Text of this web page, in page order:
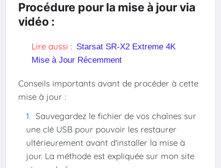
Procédure pour la mise à jour via
vidéo :
Lire aussi : Starsat SR-X2 Extreme 4K
Mise à Jour Récemment
Conseils importants avant de procéder à cette
mise à jour :
Sauvegardez le fichier de vos chaînes sur
une clé USB pour pouvoir les restaurer
ultérieurement avant d'installer la mise à
jour. La méthode est expliquée sur mon site